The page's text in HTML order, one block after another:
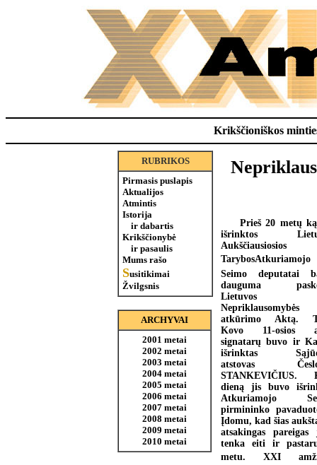
Krikščioniškos
RUBRIKOS
Pirmasis puslapis
Aktualijos
Atmintis
Istorija
ir dabartis
Krikščionybė
ir pasaulis
Mums rašo
Susitikimai
Žvilgsnis
ARCHYVAI
2001 metai
2002 metai
2003 metai
2004 metai
2005 metai
2006 metai
2007 metai
2008 metai
2009 metai
2010 metai
Prieš 20 metų
išrinktos
Aukščiausiosios
TarybosAtkuriamojo
Seimo deputatai
dauguma
Lietuvos
Nepriklausomybės
atkūrimo Aktą.
Kovo 11-osios
signatarų buvo ir
išrinktas
atstovas
STANKEVIČIUS.
dieną jis buvo
Atkuriamojo
pirmininko
Įdomu, kad šias
atsakingas pareigas
tenka eiti ir
metu. XXI